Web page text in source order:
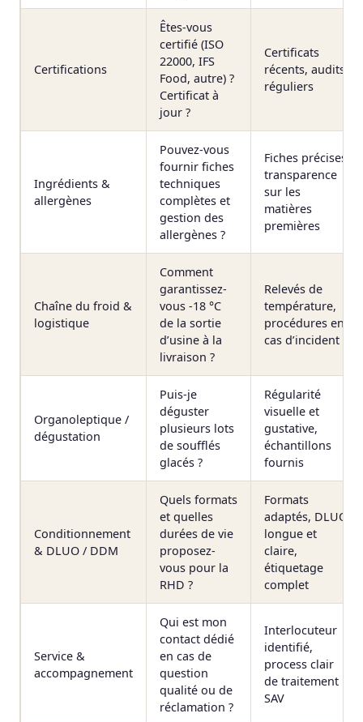
Certifications
Êtes-vous
certifié (ISO
22000, IFS
Food, autre) ?
Certificat à
jour ?
Certificats
récents, audits
réguliers
Ingrédients &
allergènes
Pouvez-vous
fournir fiches
techniques
complètes et
gestion des
allergènes ?
Fiches précises,
transparence
sur les
matières
premières
Chaîne du froid &
logistique
Comment
garantissez-
vous -18 °C
de la sortie
d’usine à la
livraison ?
Relevés de
température,
procédures en
cas d’incident
Organoleptique /
dégustation
Puis-je
déguster
plusieurs lots
de soufflés
glacés ?
Régularité
visuelle et
gustative,
échantillons
fournis
Conditionnement
& DLUO / DDM
Quels formats
et quelles
durées de vie
proposez-
vous pour la
RHD ?
Formats
adaptés, DLUO
longue et
claire,
étiquetage
complet
Service &
accompagnement
Qui est mon
contact dédié
en cas de
question
qualité ou de
réclamation ?
Interlocuteur
identifié,
process clair
de traitement
SAV